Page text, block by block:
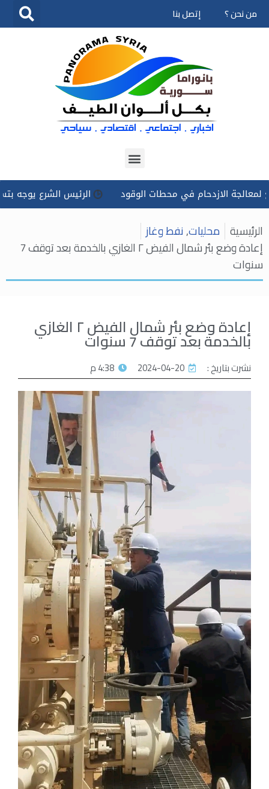
تخطى
من نحن ؟ إتصل بنا
في محطات الوقود الرئيس الشرع يوجه بتسخير كل
الرئيسية محليات,نفط وغاز
إعادة وضع بئر شمال الفيض ٢ الغازي بالخدمة بعد توقف 7
سنوات
إعادة وضع بئر شمال الفيض ٢ الغازي
بالخدمة بعد توقف 7 سنوات
نشرت بتاريخ : 2024-04-20 4:38 م